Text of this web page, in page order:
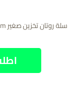
سلة روتان تخزين صغير 20cm × 26cm